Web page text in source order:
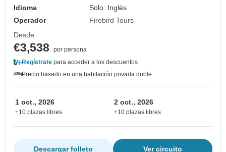
Idioma
Solo: Inglés
Operador
Firebird Tours
Desde
€3,538
por persona
Regístrate para acceder a los descuentos
Precio basado en una habitación privada doble
1 oct., 2026
+10 plazas libres
2 oct., 2026
+10 plazas libres
Ver circuito
Descargar folleto